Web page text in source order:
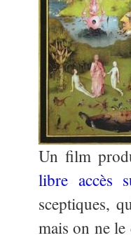
Un film
libre accès
sceptiques,
mais on ne